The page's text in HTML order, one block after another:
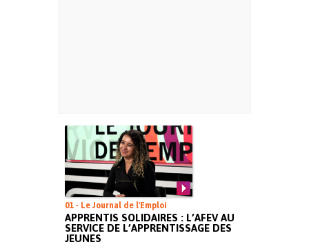
01 - Le Journal de l'Emploi
APPRENTIS SOLIDAIRES : L’AFEV AU
SERVICE DE L’APPRENTISSAGE DES
JEUNES